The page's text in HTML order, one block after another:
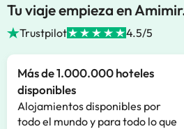
Tu viaje empieza en
Trustpilot 4.5/5
Más de 1.000.000 hoteles
disponibles
Alojamientos disponibles por
todo el mundo y para todo lo que